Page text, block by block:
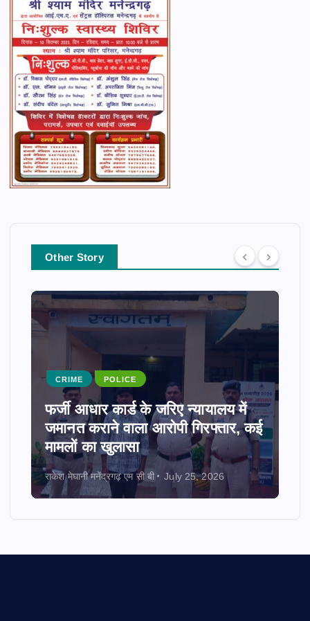
Other Story
CRIME POLICE
फर्जी आधार कार्ड के जरिए न्यायालय में
जमानत कराने वाला आरोपी गिरफ्तार, कई
मामलों का खुलासा
राकेश मेघानी मनेंद्रगढ़ एम सी बी July 25, 2026